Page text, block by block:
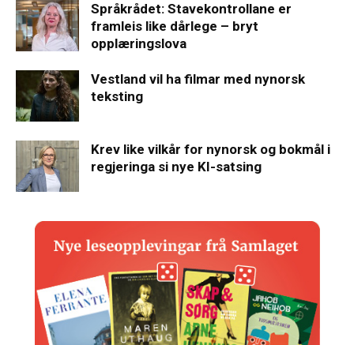
Språkrådet: Stavekontrollane er
framleis like dårlege – bryt
opplæringslova
Vestland vil ha filmar med nynorsk
teksting
Krev like vilkår for nynorsk og bokmål i
regjeringa si nye KI-satsing